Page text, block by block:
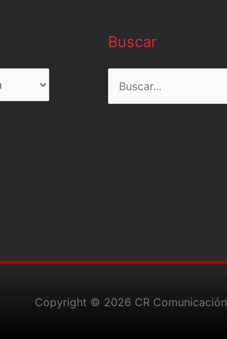
Buscar
Buscar
por:
Copyright © 2026 CR Comunicación